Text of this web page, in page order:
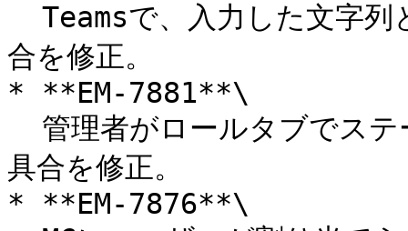
合を修正。
* **EM-7881**\
具合を修正。
* **EM-7876**\